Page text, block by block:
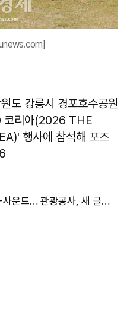
도 강릉시 경포호수공원
리아(2026 THE
행사에 참석해 포즈
'음악감독' 박보검이 전하는 K-사운드… 관광공사, 새 글로벌 캠페인 시동